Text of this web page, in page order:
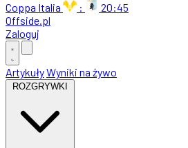
Coppa Italia
:
20:45
Offside.pl
Zaloguj
ArtykułyWyniki na żywo
ROZGRYWKI